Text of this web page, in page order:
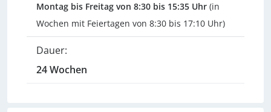
Montag bis Freitag von 8:30 bis 15:35 Uhr (in
Wochen mit Feiertagen von 8:30 bis 17:10 Uhr)
Dauer:
24 Wochen